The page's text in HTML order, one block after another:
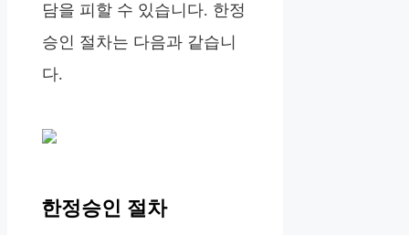
담을 피할 수 있습니다. 한정
승인 절차는 다음과 같습니
다.
한정승인 절차